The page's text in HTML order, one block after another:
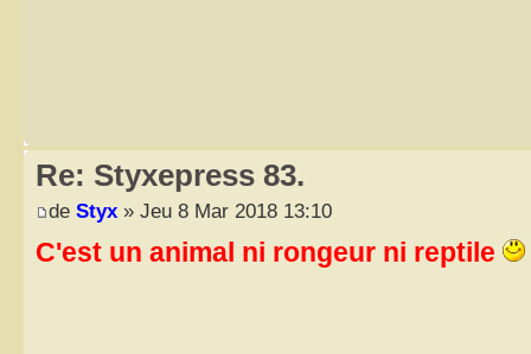
Re: Styxepress 83.
de Styx » Jeu 8 Mar 2018 13:10
C'est un animal ni rongeur ni reptile